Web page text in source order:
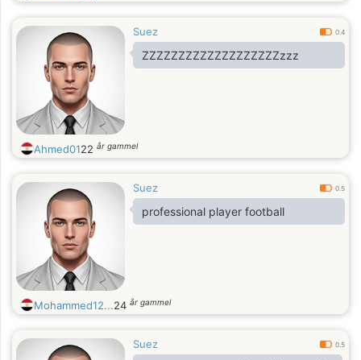
Suez 0.4
ZZZZZZZZZZZZZZZZZZZzzz
Ahmed0122 år gammel
Suez 0.5
professional player football
Mohammed12...24 år gammel
Suez 0.5